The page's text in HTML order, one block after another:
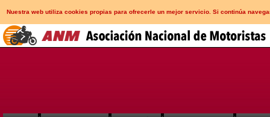
Nuestra web utiliza cookies propias para ofrecerle un mejor servicio. Si continúa